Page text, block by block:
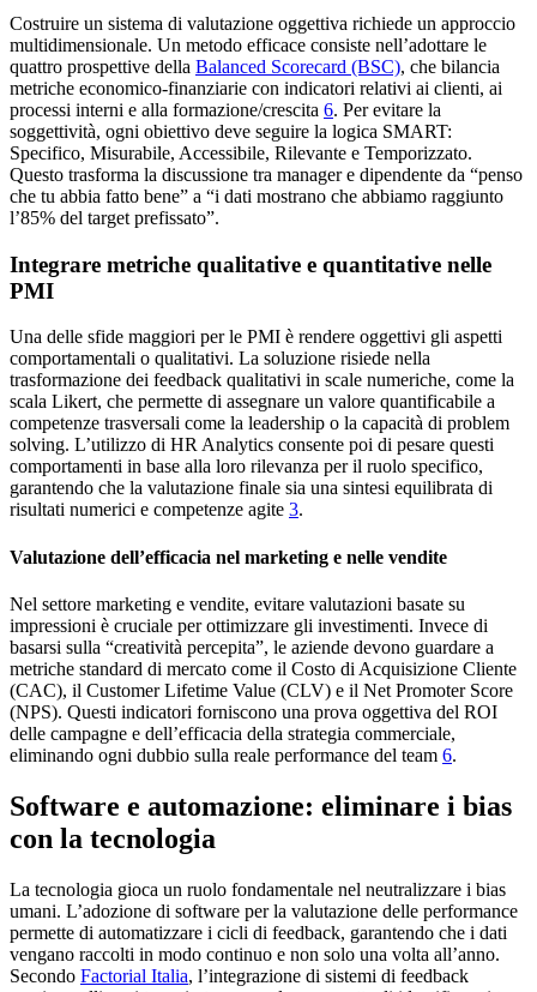
Costruire un sistema di valutazione oggettiva richiede un approccio
multidimensionale. Un metodo efficace consiste nell’adottare le
quattro prospettive della Balanced Scorecard (BSC), che bilancia
metriche economico-finanziarie con indicatori relativi ai clienti, ai
processi interni e alla formazione/crescita 6. Per evitare la
soggettività, ogni obiettivo deve seguire la logica SMART:
Specifico, Misurabile, Accessibile, Rilevante e Temporizzato.
Questo trasforma la discussione tra manager e dipendente da “penso
che tu abbia fatto bene” a “i dati mostrano che abbiamo raggiunto
l’85% del target prefissato”.
Integrare metriche qualitative e quantitative nelle
PMI
Una delle sfide maggiori per le PMI è rendere oggettivi gli aspetti
comportamentali o qualitativi. La soluzione risiede nella
trasformazione dei feedback qualitativi in scale numeriche, come la
scala Likert, che permette di assegnare un valore quantificabile a
competenze trasversali come la leadership o la capacità di problem
solving. L’utilizzo di HR Analytics consente poi di pesare questi
comportamenti in base alla loro rilevanza per il ruolo specifico,
garantendo che la valutazione finale sia una sintesi equilibrata di
risultati numerici e competenze agite 3.
Valutazione dell’efficacia nel marketing e nelle vendite
Nel settore marketing e vendite, evitare valutazioni basate su
impressioni è cruciale per ottimizzare gli investimenti. Invece di
basarsi sulla “creatività percepita”, le aziende devono guardare a
metriche standard di mercato come il Costo di Acquisizione Cliente
(CAC), il Customer Lifetime Value (CLV) e il Net Promoter Score
(NPS). Questi indicatori forniscono una prova oggettiva del ROI
delle campagne e dell’efficacia della strategia commerciale,
eliminando ogni dubbio sulla reale performance del team 6.
Software e automazione: eliminare i bias
con la tecnologia
La tecnologia gioca un ruolo fondamentale nel neutralizzare i bias
umani. L’adozione di software per la valutazione delle performance
permette di automatizzare i cicli di feedback, garantendo che i dati
vengano raccolti in modo continuo e non solo una volta all’anno.
Secondo Factorial Italia, l’integrazione di sistemi di feedback